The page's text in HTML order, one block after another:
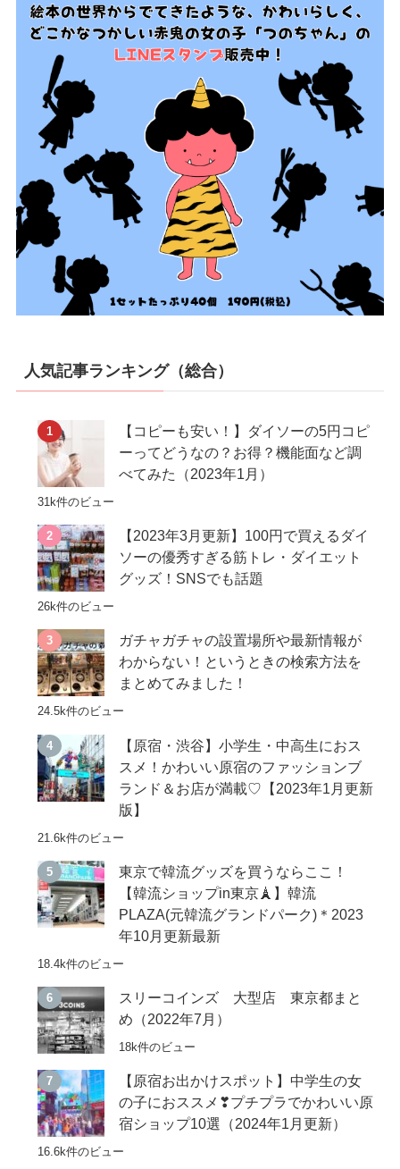
人気記事ランキング（総合）
【コピーも安い！】ダイソーの5円コピ
ーってどうなの？お得？機能面など調
べてみた（2023年1月）
31k件のビュー
【2023年3月更新】100円で買えるダイ
ソーの優秀すぎる筋トレ・ダイエット
グッズ！SNSでも話題
26k件のビュー
ガチャガチャの設置場所や最新情報が
わからない！というときの検索方法を
まとめてみました！
24.5k件のビュー
【原宿・渋谷】小学生・中高生におス
スメ！かわいい原宿のファッションブ
ランド＆お店が満載♡【2023年1月更新
版】
21.6k件のビュー
東京で韓流グッズを買うならここ！
【韓流ショップin東京🗼】韓流
PLAZA(元韓流グランドパーク)＊2023
年10月更新最新
18.4k件のビュー
スリーコインズ 大型店 東京都まと
め（2022年7月）
18k件のビュー
【原宿お出かけスポット】中学生の女
の子におススメ❣プチプラでかわいい原
宿ショップ10選（2024年1月更新）
16.6k件のビュー